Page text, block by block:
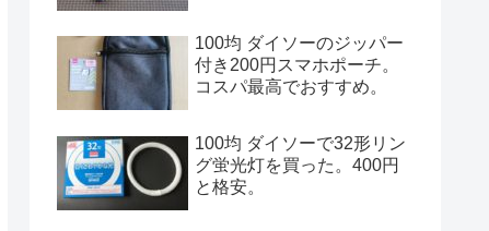
100均 ダイソーのジッパー
付き200円スマホポーチ。
コスパ最高でおすすめ。
100均 ダイソーで32形リン
グ蛍光灯を買った。400円
と格安。